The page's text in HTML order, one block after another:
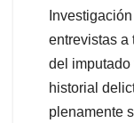
entrevistas a
del imputado
historial
plenamente